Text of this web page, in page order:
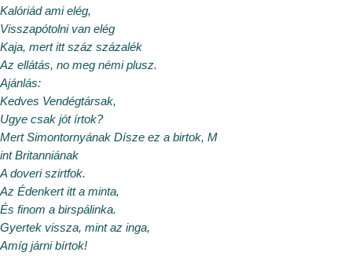
Kalóriád ami elég,
Visszapótolni van elég
Kaja, mert itt száz százalék
Az ellátás, no meg némi plusz.
Ajánlás:
Kedves Vendégtársak,
Ugye csak jót írtok?
Mert Simontornyának Dísze ez a birtok, M
int Britanniának
A doveri szirtfok.
Az Édenkert itt a minta,
És finom a birspálinka.
Gyertek vissza, mint az inga,
Amíg járni bírtok!